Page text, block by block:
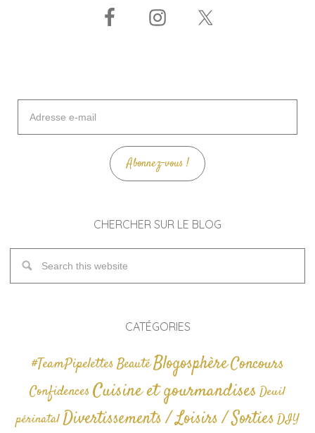
mail
Abonnez-vous !
CHERCHER SUR LE BLOG
CATÉGORIES
#TeamPipelettesBeautéBlogosphèreConcours
Confidences Cuisine et gourmandises Deuil
périnatalDivertissements / Loisirs / SortiesDIY